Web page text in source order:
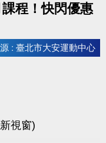
課程！快閃優惠
: 臺北市大安運動中心
視窗)